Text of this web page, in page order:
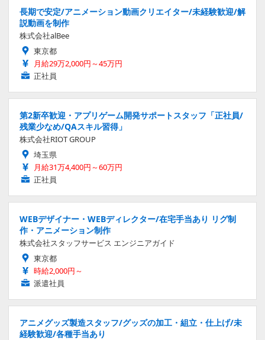
長期で安定/アニメーション動画クリエイター/未経験歓迎/解
説動画を制作
株式会社alBee
東京都
月給29万2,000円～45万円
正社員
第2新卒歓迎・アプリゲーム開発サポートスタッフ「正社員/
残業少なめ/QAスキル習得」
株式会社RIOT GROUP
埼玉県
月給31万4,400円～60万円
正社員
WEBデザイナー・WEBディレクター/在宅手当あり リグ制
作・アニメーション制作
株式会社スタッフサービス エンジニアガイド
東京都
時給2,000円～
派遣社員
アニメグッズ製造スタッフ/グッズの加工・組立・仕上げ/未
経験歓迎/各種手当あり